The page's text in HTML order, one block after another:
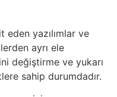
eden yazılımlar ve
ayrı ele
değiştirme ve yukarı
sahip durumdadır.